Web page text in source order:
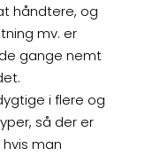
håndtere, og
mv. er
gange nemt
i flere og
så der er
man